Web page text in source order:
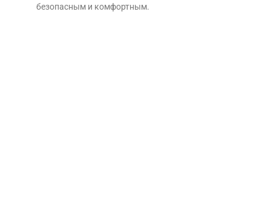
безопасным и комфортным.